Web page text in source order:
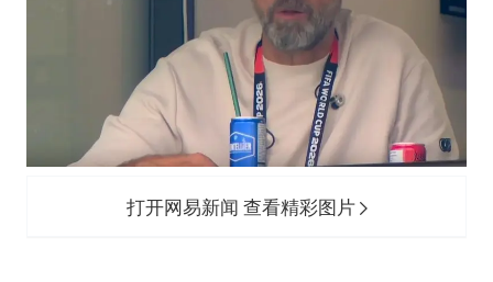
打开网易新闻 查看精彩图片